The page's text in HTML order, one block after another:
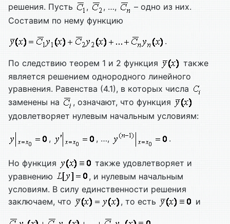
решения. Пусть
, , …,
– одно из них.
Составим по нему функцию
.
По следствию теорем 1 и 2 функция
также
является решением однородного линейного
уравнения. Равенства (4.1), в которых числа
заменены на
, означают, что функция
удовлетворяет нулевым начальным условиям:
, , …, .
Но функция
также удовлетворяет и
уравнению
, и нулевым начальным
условиям. В силу единственности решения
заключаем, что
, то есть и